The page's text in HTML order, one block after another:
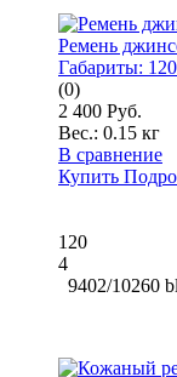
Ремень
Габариты:
(0)
2 400 Руб.
Вес.: 0.15 кг
В сравнение
Купить
120
4
9402/10260